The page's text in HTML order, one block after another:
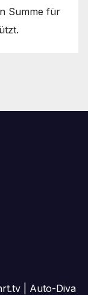
Summe für
Auto-Diva